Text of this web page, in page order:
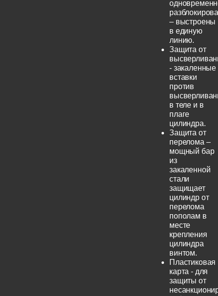
– выстроены
в единую
линию.
Защита от
- закаленные
вставки
против
в теле и в
плаге
цилиндра.
Защита от
перелома –
мощный бар
из
закаленной
стали
защищает
цилиндр от
перелома
пополам в
месте
крепления
цилиндра
винтом.
Пластиковая
карта - для
защиты от